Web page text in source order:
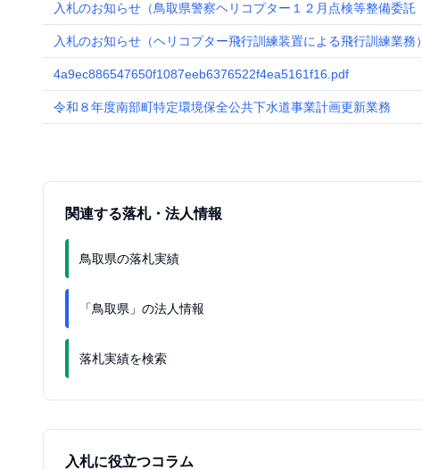
入札のお知らせ（鳥取県警察ヘリコプター１２月点検等整備委託
入札のお知らせ（ヘリコプター飛行訓練装置による飛行訓練業務）
4a9ec886547650f1087eeb6376522f4ea5161f16.pdf
令和８年度南部町特定環境保全公共下水道事業計画更新業務
関連する落札・法人情報
鳥取県の落札実績
「鳥取県」の法人情報
落札実績を検索
入札に役立つコラム